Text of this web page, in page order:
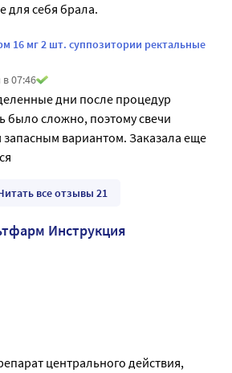
для себя брала.
16 мг 2 шт. суппозитории ректальные
07:46
дни после процедур
было сложно, поэтому свечи
вариантом. Заказала еще
все отзывы 21
Инструкция
центрального действия,